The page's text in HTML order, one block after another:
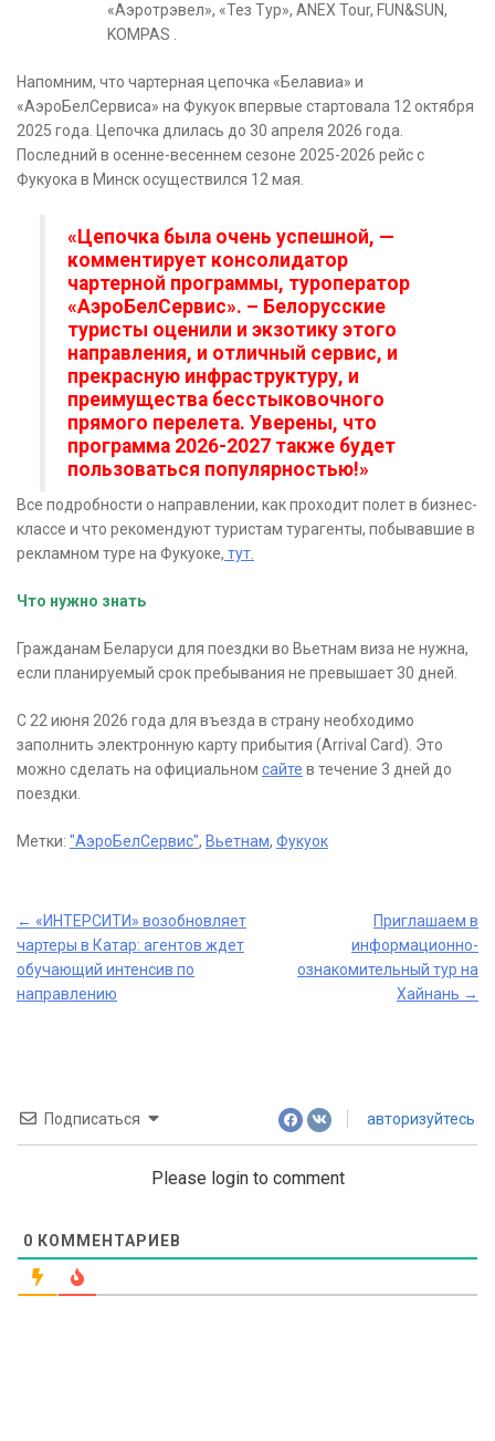
«Аэротрэвел», «Тез Тур», ANEX Tour, FUN&SUN,
KOMPAS .
Напомним, что чартерная цепочка «Белавиа» и
«АэроБелСервиса» на Фукуок впервые стартовала 12 октября
2025 года. Цепочка длилась до 30 апреля 2026 года.
Последний в осенне-весеннем сезоне 2025-2026 рейс с
Фукуока в Минск осуществился 12 мая.
«Цепочка была очень успешной, —
комментирует консолидатор
чартерной программы, туроператор
«АэроБелСервис». – Белорусские
туристы оценили и экзотику этого
направления, и отличный сервис, и
прекрасную инфраструктуру, и
преимущества бесстыковочного
прямого перелета. Уверены, что
программа 2026-2027 также будет
пользоваться популярностью!»
Все подробности о направлении, как проходит полет в бизнес-
классе и что рекомендуют туристам турагенты, побывавшие в
рекламном туре на Фукуоке, тут.
Что нужно знать
Гражданам Беларуси для поездки во Вьетнам виза не нужна,
если планируемый срок пребывания не превышает 30 дней.
С 22 июня 2026 года для въезда в страну необходимо
заполнить электронную карту прибытия (Arrival Card). Это
можно сделать на официальном сайте в течение 3 дней до
поездки.
Метки: "АэроБелСервис", Вьетнам, Фукуок
Post
navigation
← «ИНТЕРСИТИ» возобновляет
чартеры в Катар: агентов ждет
обучающий интенсив по
направлению
Приглашаем в
информационно-
ознакомительный тур на
Хайнань →
Подписаться авторизуйтесь
Please login to comment
0 КОММЕНТАРИЕВ